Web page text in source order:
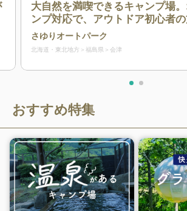
大自然を満喫できるキャンプ場
ンプ対応で、アウトドア初心者の
さゆりオートパーク
北海道・東北地方 福島県 会津
おすすめ特集